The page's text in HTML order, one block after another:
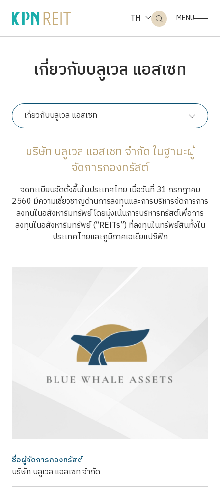
MENU
TH
ค้นหาในเว็บไซต์
เกี่ยวกับบลูเวล แอสเซท
เกี่ยวกับบลูเวล แอสเซท
บริษัท บลูเวล แอสเซท จำกัด ในฐานะผู้
จัดการกองทรัสต์
จดทะเบียนจัดตั้งขึ้นในประเทศไทย เมื่อวันที่ 31 กรกฎาคม
2560 มีความเชี่ยวชาญด้านการลงทุนและการบริหารจัดการการ
ลงทุนในอสังหาริมทรัพย์ โดยมุ่งเน้นการบริหารทรัสต์เพื่อการ
ลงทุนในอสังหาริมทรัพย์ (“REITs”) ที่ลงทุนในทรัพย์สินทั้งใน
ประเทศไทยและภูมิภาคเอเชียแปซิฟิก
ชื่อผู้จัดการกองทรัสต์
บริษัท บลูเวล แอสเซท จำกัด